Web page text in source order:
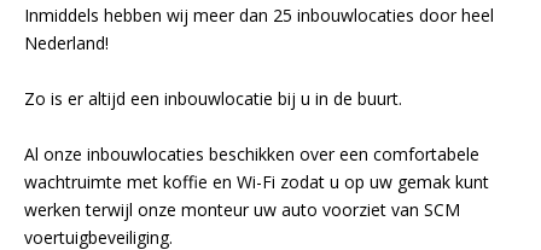
Inmiddels hebben wij meer dan 25 inbouwlocaties door heel
Nederland!
Zo is er altijd een inbouwlocatie bij u in de buurt.
Al onze inbouwlocaties beschikken over een comfortabele
wachtruimte met koffie en Wi-Fi zodat u op uw gemak kunt
werken terwijl onze monteur uw auto voorziet van SCM
voertuigbeveiliging.